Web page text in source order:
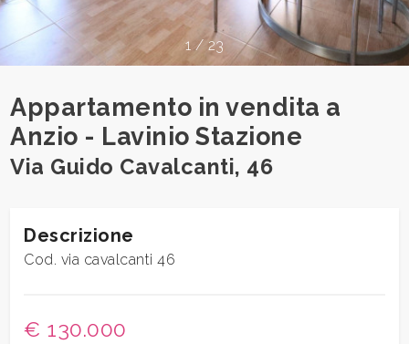
1 / 23
Appartamento in vendita a
Anzio - Lavinio Stazione
Via Guido Cavalcanti, 46
Descrizione
Cod. via cavalcanti 46
€ 130.000
Comune
-
multiscelta